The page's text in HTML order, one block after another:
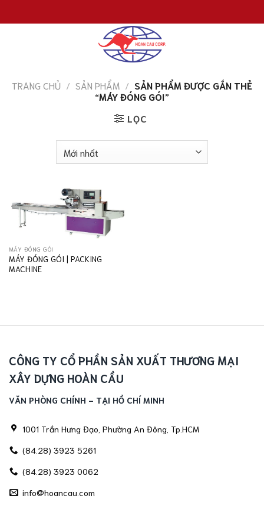
đến
TRANG CHỦ / SẢN PHẨM / SẢN PHẨM ĐƯỢC GẮN THẺ
“MÁY ĐÓNG GÓI”
LỌC
MÁY ĐÓNG GÓI
MÁY ĐÓNG GÓI | PACKING
MACHINE
CÔNG TY CỔ PHẦN SẢN XUẤT THƯƠNG MẠI
XÂY DỰNG HOÀN CẦU
VĂN PHÒNG CHÍNH - TẠI HỒ CHÍ MINH
1001 Trần Hưng Đạo, Phường An Đông, Tp.HCM
(84.28) 3923 5261
(84.28) 3923 0062
info@hoancau.com